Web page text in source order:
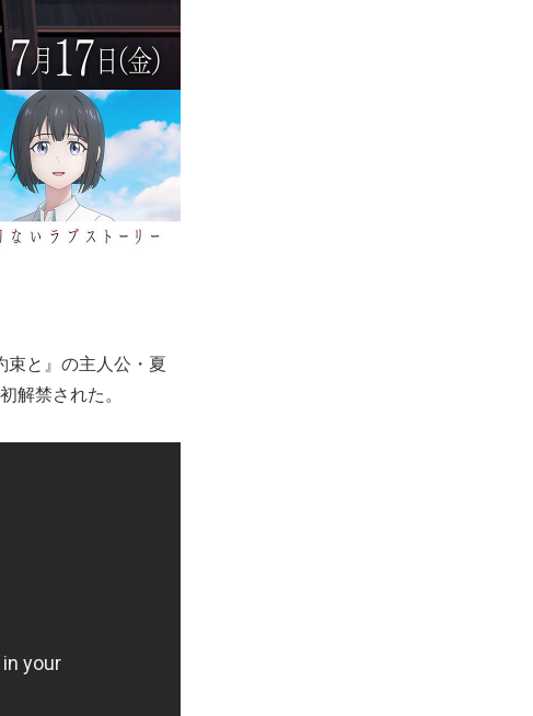
と』の主人公・夏
解禁された。